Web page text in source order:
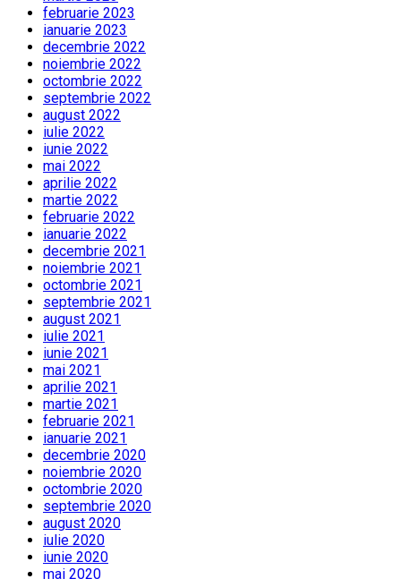
februarie 2023
ianuarie 2023
decembrie 2022
noiembrie 2022
octombrie 2022
septembrie 2022
august 2022
iulie 2022
iunie 2022
mai 2022
aprilie 2022
martie 2022
februarie 2022
ianuarie 2022
decembrie 2021
noiembrie 2021
octombrie 2021
septembrie 2021
august 2021
iulie 2021
iunie 2021
mai 2021
aprilie 2021
martie 2021
februarie 2021
ianuarie 2021
decembrie 2020
noiembrie 2020
octombrie 2020
septembrie 2020
august 2020
iulie 2020
iunie 2020
mai 2020